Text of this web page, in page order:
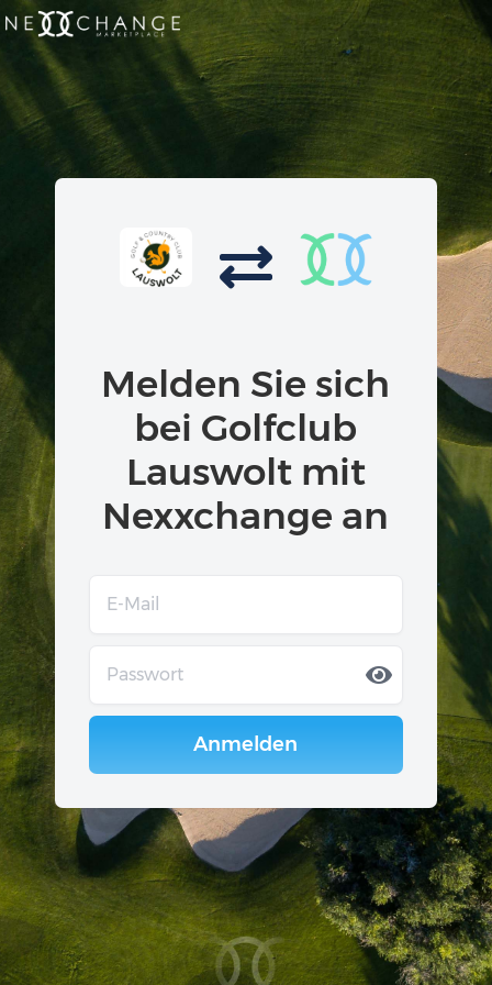
Melden Sie sich
bei Golfclub
Lauswolt mit
Nexxchange an
Anmelden